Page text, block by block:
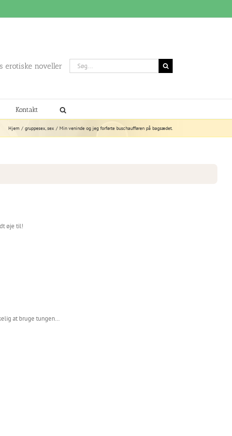
erotiske noveller
Søg
efter:
Kontakt
Hjem gruppesex sex Min veninde og jeg forførte buschaufføren på bagsædet.
øje til!
at bruge tungen…